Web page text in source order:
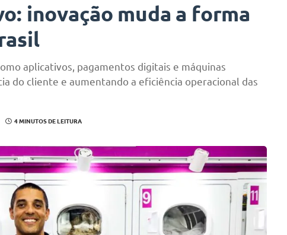
inovação muda a forma
aplicativos, pagamentos digitais e máquinas
do cliente e aumentando a eficiência operacional das
4 MINUTOS DE LEITURA